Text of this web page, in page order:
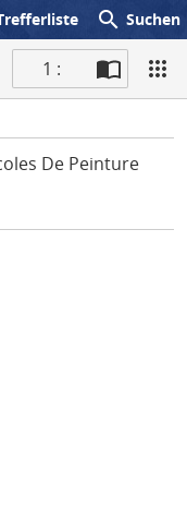
search Suchen
1 :
De Peinture